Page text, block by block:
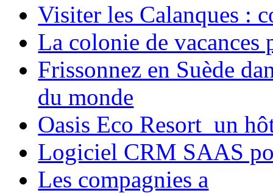
Visiter les Calanques :
La colonie de vacances
Frissonnez en Suède
du monde
Oasis Eco Resort un
Logiciel CRM SAAS
Les compagnies a